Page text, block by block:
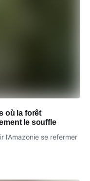
où la forêt
le souffle
l’Amazonie se refermer